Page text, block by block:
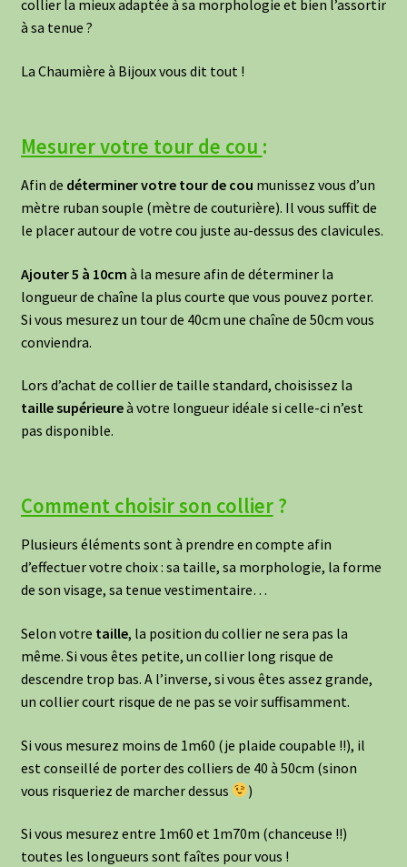
collier la mieux adaptée à sa morphologie et bien l’assortir
à sa tenue ?
La Chaumière à Bijoux vous dit tout !
Mesurer votre tour de cou :
Afin de déterminer votre tour de cou munissez vous d’un
mètre ruban souple (mètre de couturière). Il vous suffit de
le placer autour de votre cou juste au-dessus des clavicules.
Ajouter 5 à 10cm à la mesure afin de déterminer la
longueur de chaîne la plus courte que vous pouvez porter.
Si vous mesurez un tour de 40cm une chaîne de 50cm vous
conviendra.
Lors d’achat de collier de taille standard, choisissez la
taille supérieureà votre longueur idéale si celle-ci n’est
pas disponible.
Comment choisir son collier?
Plusieurs éléments sont à prendre en compte afin
d’effectuer votre choix : sa taille, sa morphologie, la forme
de son visage, sa tenue vestimentaire…
Selon votre taille, la position du collier ne sera pas la
même. Si vous êtes petite, un collier long risque de
descendre trop bas. A l’inverse, si vous êtes assez grande,
un collier court risque de ne pas se voir suffisamment.
Si vous mesurez moins de 1m60 (je plaide coupable !!), il
est conseillé de porter des colliers de 40 à 50cm (sinon
vous risqueriez de marcher dessus
)
Si vous mesurez entre 1m60 et 1m70m (chanceuse !!)
toutes les longueurs sont faîtes pour vous !